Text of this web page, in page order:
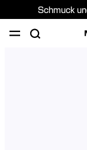
Schmuck